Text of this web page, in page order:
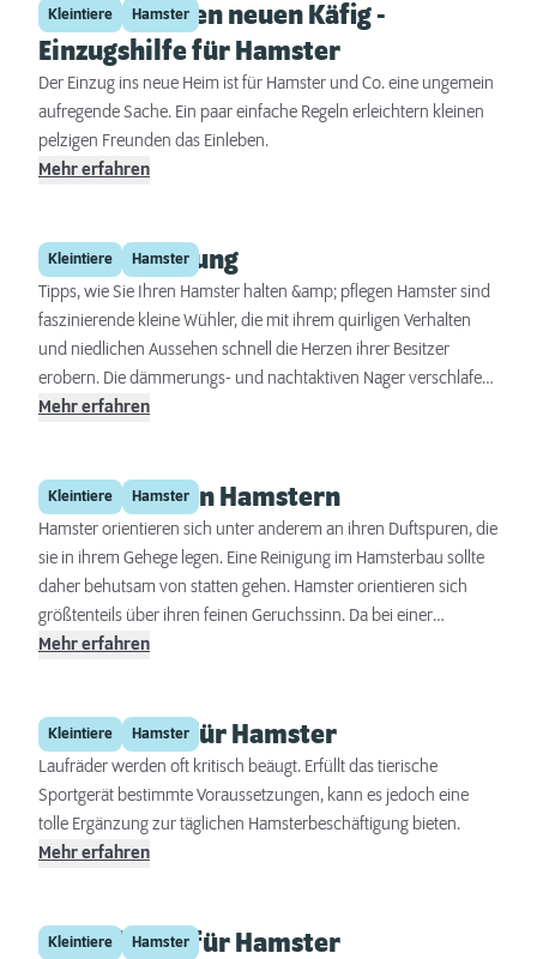
Sämereien, Kräuter und Früchte werden in die Backentaschen
gestopft und für den Winter im Bau gehamstert. Wenn er gerade
nicht hamstern muss, verspeist der Hamster besonders gern
Insekten, frische Kräuter oder Blüten.
Kleintiere Hamster
Umzug in einen neuen Käfig -
Einzugshilfe für Hamster
Der Einzug ins neue Heim ist für Hamster und Co. eine ungemein
aufregende Sache. Ein paar einfache Regeln erleichtern kleinen
pelzigen Freunden das Einleben.
Mehr erfahren
Kleintiere Hamster
Hamsterhaltung
Tipps, wie Sie Ihren Hamster halten &amp; pflegen Hamster sind
faszinierende kleine Wühler, die mit ihrem quirligen Verhalten
und niedlichen Aussehen schnell die Herzen ihrer Besitzer
erobern. Die dämmerungs- und nachtaktiven Nager verschlafen
den Großteil des Tages in ihren Nestern. In ihrem natürlichen
ausreichend Möglichkeiten zum Verstecken, Buddeln und
Entdecken unterstützen die tierischen Bedürfnisse. Zur
tiergerechten Haltung gehören neben dem passenden
Hamsterheim auch Ernährung und Pflege. Wir verraten, worauf
es bei der Hamsterhaltung ankommt.
Mehr erfahren
Kleintiere Hamster
Baupflege von Hamstern
Hamster orientieren sich unter anderem an ihren Duftspuren, die
sie in ihrem Gehege legen. Eine Reinigung im Hamsterbau sollte
daher behutsam von statten gehen. Hamster orientieren sich
größtenteils über ihren feinen Geruchssinn. Da bei einer
Komplettreinigung alle Hamster-Duftspuren beseitigt werden,
wöchentlichen Teilreinigungen für Klarschiff zu sorgen. In
Gehegen bis 0,5 m² lässt sich dies nicht wirklich bewerkstelligen.
Hier muss die Einstreu in einem Zug komplett gewechselt werde.
Mehr erfahren
Kleintiere Hamster
Das Laufrad für Hamster
Laufräder werden oft kritisch beäugt. Erfüllt das tierische
Sportgerät bestimmte Voraussetzungen, kann es jedoch eine
tolle Ergänzung zur täglichen Hamsterbeschäftigung bieten.
Mehr erfahren
Kleintiere Hamster
Frischfutter für Hamster